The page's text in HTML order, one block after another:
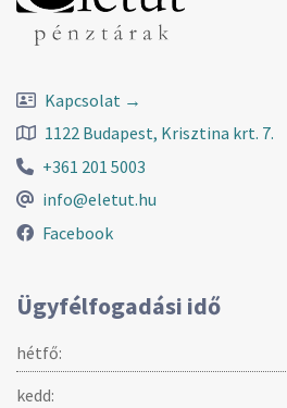
Kapcsolat →
1122 Budapest, Krisztina krt. 7.
+361 201 5003
info@eletut.hu
Facebook
Ügyfélfogadási idő
hétfő:
kedd: